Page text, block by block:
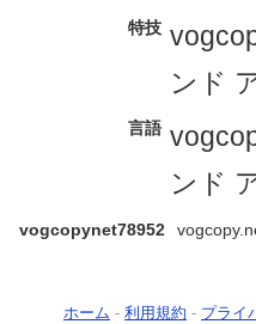
特技
ンド
言語
ンド
vogcopynet78952
ホーム - 利用規約 - プライ